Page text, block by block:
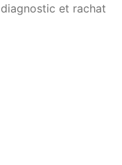
et rachat